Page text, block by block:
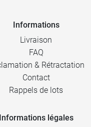
Informations
Livraison
FAQ
& Rétractation
Contact
Rappels de lots
Informations légales